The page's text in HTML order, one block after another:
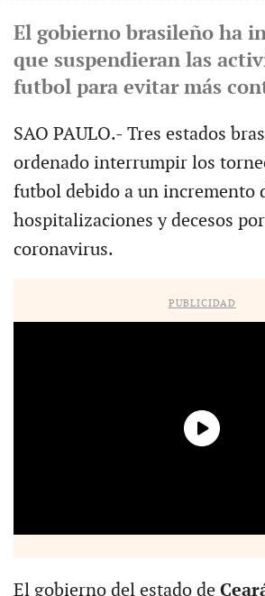
El gobierno brasileño ha
que suspendieran las
futbol para evitar más
SAO PAULO.- Tres estados
ordenado interrumpir los
futbol debido a un incremento
hospitalizaciones y decesos
coronavirus.
PUBLICIDAD
El gobierno del estado de